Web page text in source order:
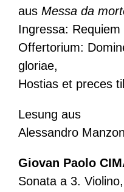
aus Messa da
Ingressa:
Offertorium:
gloriae,
Hostias et preces
Lesung aus
Alessandro
Giovan Paolo
Sonata a 3.